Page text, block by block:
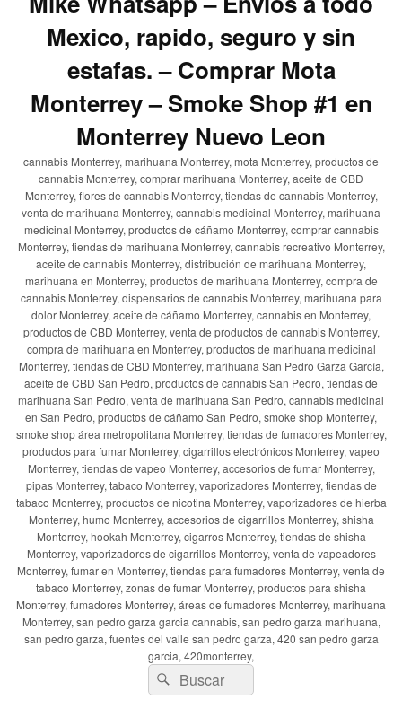
Mexico, rapido, seguro y sin
estafas. – Comprar Mota
Monterrey – Smoke Shop #1 en
Monterrey Nuevo Leon
cannabis Monterrey, marihuana Monterrey, mota Monterrey, productos de
cannabis Monterrey, comprar marihuana Monterrey, aceite de CBD
Monterrey, flores de cannabis Monterrey, tiendas de cannabis Monterrey,
venta de marihuana Monterrey, cannabis medicinal Monterrey, marihuana
medicinal Monterrey, productos de cáñamo Monterrey, comprar cannabis
Monterrey, tiendas de marihuana Monterrey, cannabis recreativo Monterrey,
aceite de cannabis Monterrey, distribución de marihuana Monterrey,
marihuana en Monterrey, productos de marihuana Monterrey, compra de
cannabis Monterrey, dispensarios de cannabis Monterrey, marihuana para
dolor Monterrey, aceite de cáñamo Monterrey, cannabis en Monterrey,
productos de CBD Monterrey, venta de productos de cannabis Monterrey,
compra de marihuana en Monterrey, productos de marihuana medicinal
Monterrey, tiendas de CBD Monterrey, marihuana San Pedro Garza García,
aceite de CBD San Pedro, productos de cannabis San Pedro, tiendas de
marihuana San Pedro, venta de marihuana San Pedro, cannabis medicinal
en San Pedro, productos de cáñamo San Pedro, smoke shop Monterrey,
smoke shop área metropolitana Monterrey, tiendas de fumadores Monterrey,
productos para fumar Monterrey, cigarrillos electrónicos Monterrey, vapeo
Monterrey, tiendas de vapeo Monterrey, accesorios de fumar Monterrey,
pipas Monterrey, tabaco Monterrey, vaporizadores Monterrey, tiendas de
tabaco Monterrey, productos de nicotina Monterrey, vaporizadores de hierba
Monterrey, humo Monterrey, accesorios de cigarrillos Monterrey, shisha
Monterrey, hookah Monterrey, cigarros Monterrey, tiendas de shisha
Monterrey, vaporizadores de cigarrillos Monterrey, venta de vapeadores
Monterrey, fumar en Monterrey, tiendas para fumadores Monterrey, venta de
tabaco Monterrey, zonas de fumar Monterrey, productos para shisha
Monterrey, fumadores Monterrey, áreas de fumadores Monterrey, marihuana
Monterrey, san pedro garza garcia cannabis, san pedro garza marihuana,
san pedro garza, fuentes del valle san pedro garza, 420 san pedro garza
garcia, 420monterrey,
Buscar
por:
Buscar